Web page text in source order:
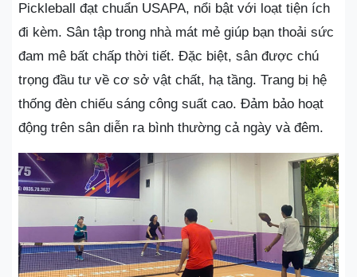
Pickleball đạt chuẩn USAPA, nổi bật với loạt tiện ích
đi kèm. Sân tập trong nhà mát mẻ giúp bạn thoải sức
đam mê bất chấp thời tiết. Đặc biệt, sân được chú
trọng đầu tư về cơ sở vật chất, hạ tầng. Trang bị hệ
thống đèn chiếu sáng công suất cao. Đảm bảo hoạt
động trên sân diễn ra bình thường cả ngày và đêm.